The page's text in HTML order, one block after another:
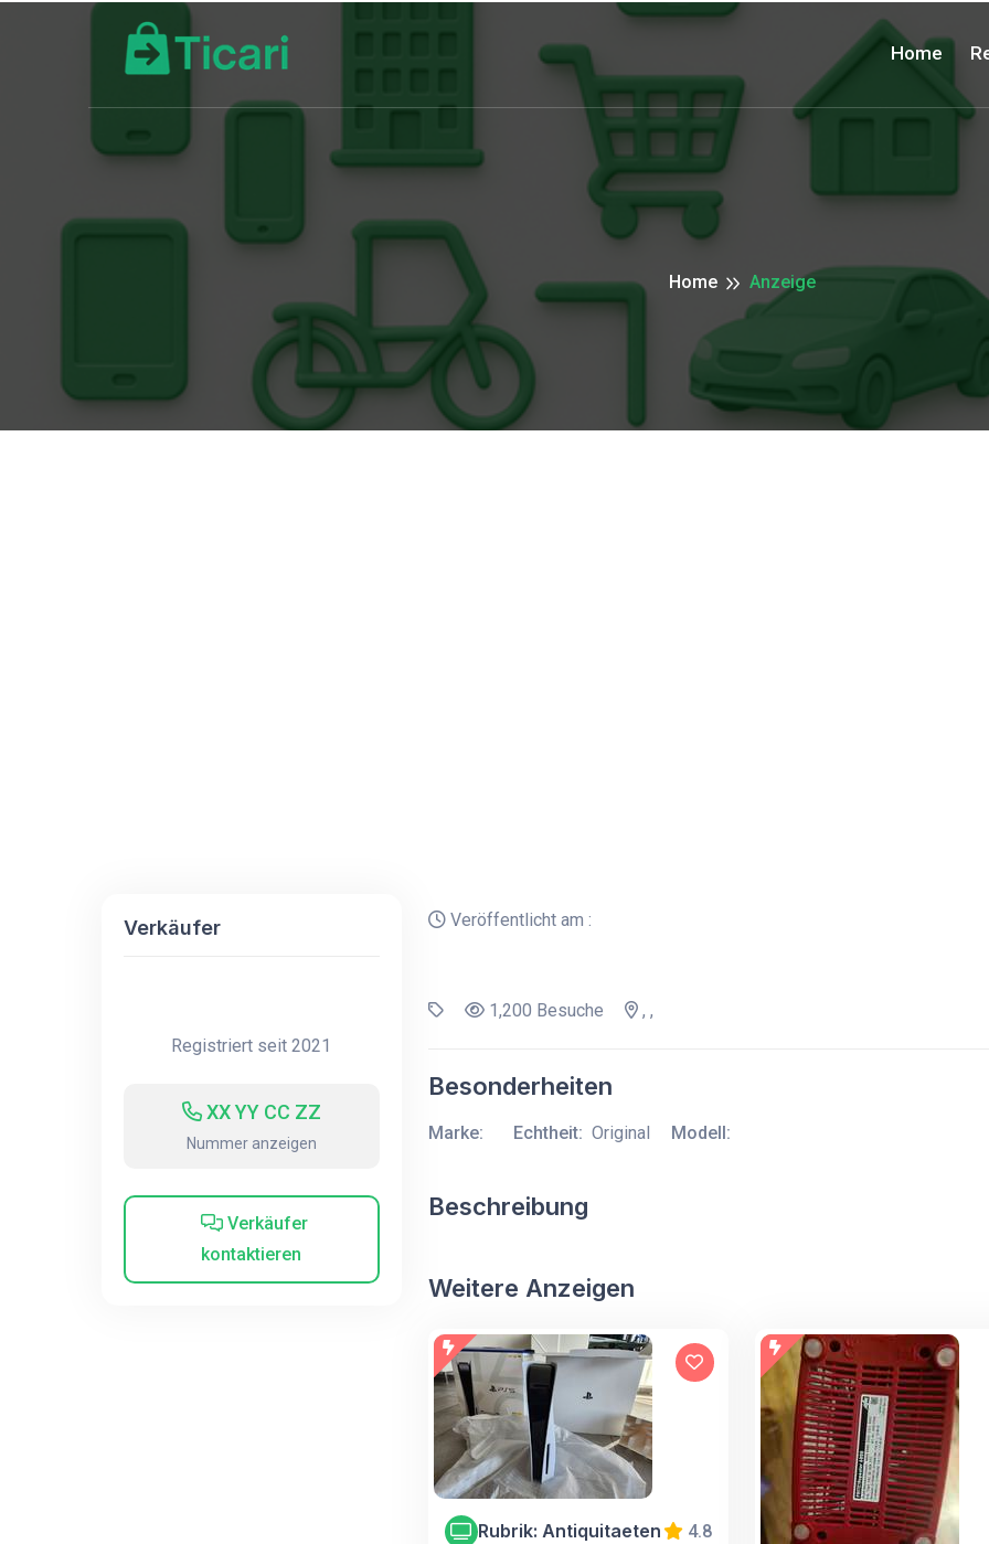
Home
Home Anzeige
Verkäufer
Registriert seit 2021
XX YY CC ZZ
Nummer anzeigen
Verkäufer
kontaktieren
Veröffentlicht am :
1,200 Besuche , ,
Besonderheiten
Marke: Echtheit: Original Modell:
Beschreibung
Weitere Anzeigen
Rubrik: Antiquitaeten 4.8